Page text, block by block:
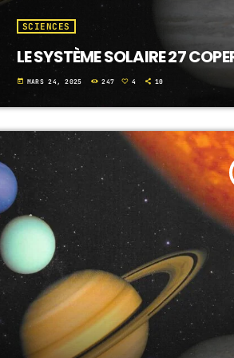
SCIENCES
LE SYSTÈME SOLAIRE 27
today MARS 24, 2025 247 4 10